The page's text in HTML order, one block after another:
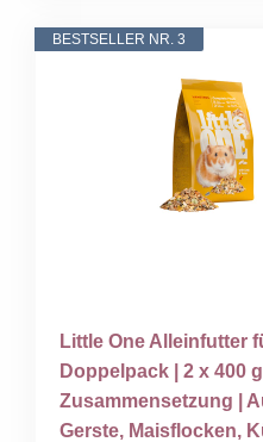
BESTSELLER NR. 3
Little One Alleinfutter
Doppelpack | 2 x 400
Zusammensetzung |
Gerste, Maisflocken,